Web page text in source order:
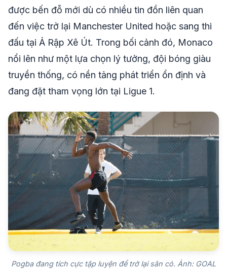
được bến đỗ mới dù có nhiều tin đồn liên quan
đến việc trở lại Manchester United hoặc sang thi
đấu tại Ả Rập Xê Út. Trong bối cảnh đó, Monaco
nổi lên như một lựa chọn lý tưởng, đội bóng giàu
truyền thống, có nền tảng phát triển ổn định và
đang đặt tham vọng lớn tại Ligue 1.
Pogba đang tích cực tập luyện để trở lại sân cỏ. Ảnh: GOAL